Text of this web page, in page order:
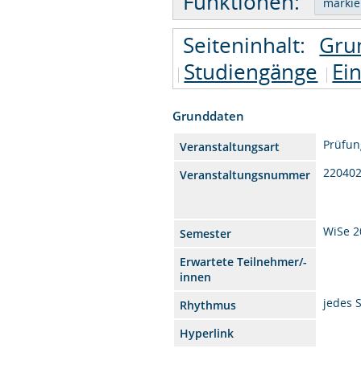
Seiteninhalt:
Studiengänge
Grunddaten
Veranstaltungsart
Veranstaltungsnummer
Semester
WiSe
Erwartete Teilnehmer/-
innen
Rhythmus
jedes
Hyperlink